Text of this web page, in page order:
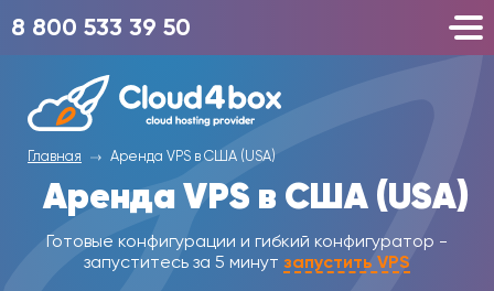
8 800 533 39 50
Главная Аренда VPS в США (USA)
Аренда VPS в США (USA)
Готовые конфигурации и гибкий конфигуратор -
запуститесь за 5 минут запустить VPS